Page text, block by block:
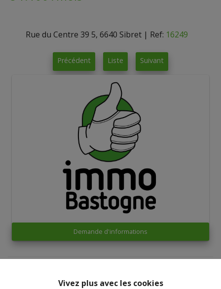
Vivez plus avec les cookies
Rue du Centre 39 5, 6640 Sibret | Ref: 16249
Précédent Liste Suivant
Demande d'informations